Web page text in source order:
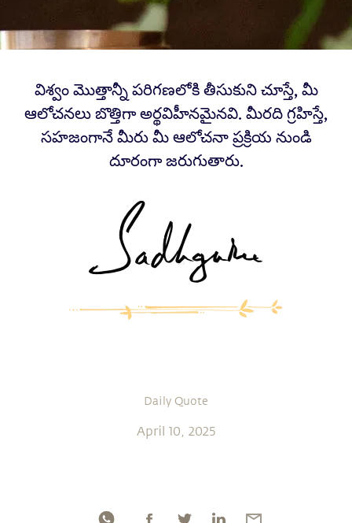
విశ్వం మొత్తాన్నీ పరిగణలోకి తీసుకుని చూస్తే, మీ
ఆలోచనలు బొత్తిగా అర్థవిహీనమైనవి. మీరది గ్రహిస్తే,
సహజంగానే మీరు మీ ఆలోచనా ప్రక్రియ నుండి
దూరంగా జరుగుతారు.
Daily Quote
April 10, 2025